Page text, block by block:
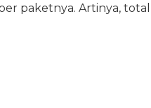
paketnya. Artinya,